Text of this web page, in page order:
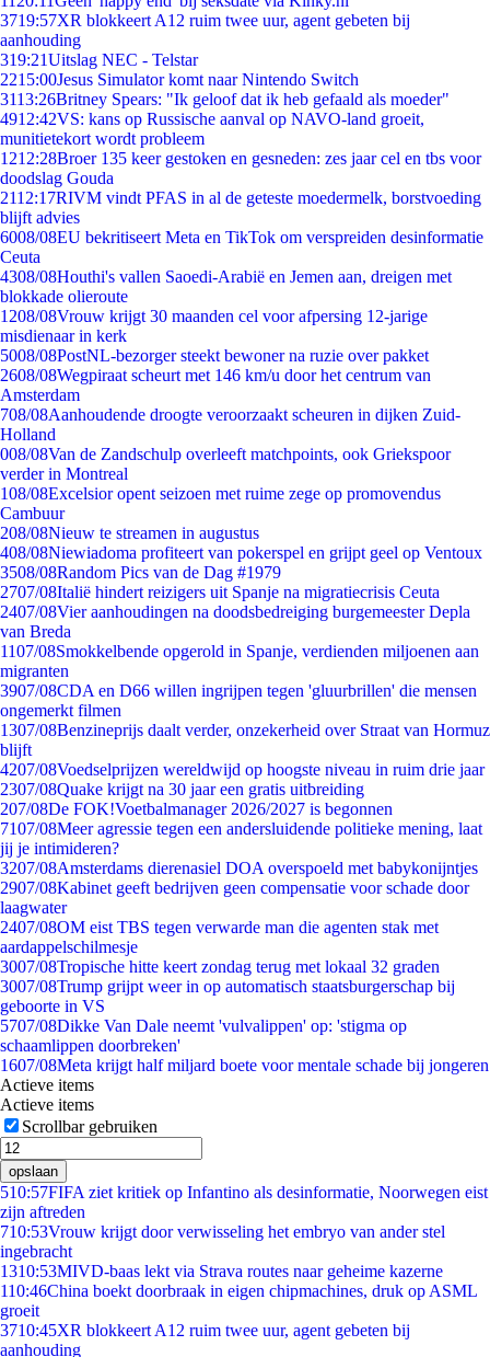
3719:57XR blokkeert A12 ruim twee uur, agent gebeten bij
aanhouding
319:21Uitslag NEC - Telstar
2215:00Jesus Simulator komt naar Nintendo Switch
3113:26Britney Spears: "Ik geloof dat ik heb gefaald als moeder"
4912:42VS: kans op Russische aanval op NAVO-land groeit,
munitietekort wordt probleem
1212:28Broer 135 keer gestoken en gesneden: zes jaar cel en tbs voor
doodslag Gouda
2112:17RIVM vindt PFAS in al de geteste moedermelk, borstvoeding
blijft advies
6008/08EU bekritiseert Meta en TikTok om verspreiden desinformatie
Ceuta
4308/08Houthi's vallen Saoedi-Arabië en Jemen aan, dreigen met
blokkade olieroute
1208/08Vrouw krijgt 30 maanden cel voor afpersing 12-jarige
misdienaar in kerk
5008/08PostNL-bezorger steekt bewoner na ruzie over pakket
2608/08Wegpiraat scheurt met 146 km/u door het centrum van
Amsterdam
708/08Aanhoudende droogte veroorzaakt scheuren in dijken Zuid-
Holland
008/08Van de Zandschulp overleeft matchpoints, ook Griekspoor
verder in Montreal
108/08Excelsior opent seizoen met ruime zege op promovendus
Cambuur
208/08Nieuw te streamen in augustus
408/08Niewiadoma profiteert van pokerspel en grijpt geel op Ventoux
3508/08Random Pics van de Dag #1979
2707/08Italië hindert reizigers uit Spanje na migratiecrisis Ceuta
2407/08Vier aanhoudingen na doodsbedreiging burgemeester Depla
van Breda
1107/08Smokkelbende opgerold in Spanje, verdienden miljoenen aan
migranten
3907/08CDA en D66 willen ingrijpen tegen 'gluurbrillen' die mensen
ongemerkt filmen
1307/08Benzineprijs daalt verder, onzekerheid over Straat van Hormuz
blijft
4207/08Voedselprijzen wereldwijd op hoogste niveau in ruim drie jaar
2307/08Quake krijgt na 30 jaar een gratis uitbreiding
207/08De FOK!Voetbalmanager 2026/2027 is begonnen
7107/08Meer agressie tegen een andersluidende politieke mening, laat
jij je intimideren?
3207/08Amsterdams dierenasiel DOA overspoeld met babykonijntjes
2907/08Kabinet geeft bedrijven geen compensatie voor schade door
laagwater
2407/08OM eist TBS tegen verwarde man die agenten stak met
aardappelschilmesje
3007/08Tropische hitte keert zondag terug met lokaal 32 graden
3007/08Trump grijpt weer in op automatisch staatsburgerschap bij
geboorte in VS
5707/08Dikke Van Dale neemt 'vulvalippen' op: 'stigma op
schaamlippen doorbreken'
1607/08Meta krijgt half miljard boete voor mentale schade bij jongeren
Actieve items
Actieve items
Scrollbar gebruiken
opslaan
510:57FIFA ziet kritiek op Infantino als desinformatie, Noorwegen eist
zijn aftreden
710:53Vrouw krijgt door verwisseling het embryo van ander stel
ingebracht
1310:53MIVD-baas lekt via Strava routes naar geheime kazerne
110:46China boekt doorbraak in eigen chipmachines, druk op ASML
groeit
3710:45XR blokkeert A12 ruim twee uur, agent gebeten bij
aanhouding